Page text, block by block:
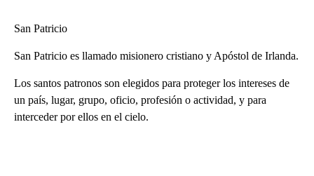
San Patricio
San Patricio es llamado misionero cristiano y Apóstol de Irlanda.
Los santos patronos son elegidos para proteger los intereses de
un país, lugar, grupo, oficio, profesión o actividad, y para
interceder por ellos en el cielo.